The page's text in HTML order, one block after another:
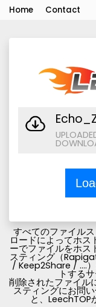
Home Contact
すべてのファイル
ロードによってホス
ーでファイルをホス
スティング（
/ Keep2Share / ....
トする
削除されたファイル
スティングにお問
と、LeechTOP